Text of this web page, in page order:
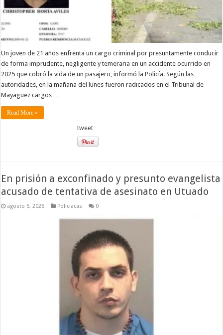
Un joven de 21 años enfrenta un cargo criminal por presuntamente conducir
de forma imprudente, negligente y temeraria en un accidente ocurrido en
2025 que cobró la vida de un pasajero, informó la Policía. Según las
autoridades, en la mañana del lunes fueron radicados en el Tribunal de
Mayagüez cargos …
Read More »
tweet
En prisión a exconfinado y presunto evangelista
acusado de tentativa de asesinato en Utuado
agosto 5, 2026 Policiacas 0